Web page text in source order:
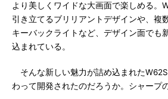
より美しくワイドな大画面で楽しめる。
引き立てるブリリアントデザインや、複
キーバックライトなど、デザイン面でも
込まれている。
そんな新しい魅力が詰め込まれた
わって開発されたのだろうか。シャープ